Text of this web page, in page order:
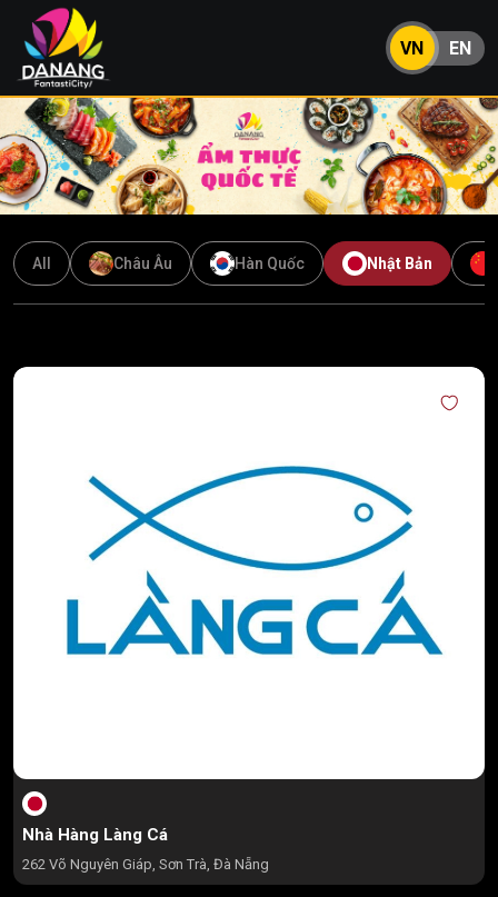
VN EN
All Châu Âu Hàn Quốc Nhật Bản
Nhà Hàng Làng Cá
262 Võ Nguyên Giáp, Sơn Trà, Đà Nẵng